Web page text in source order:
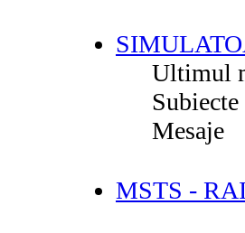
Ultimul
Subiecte
Mesaje
MSTS -